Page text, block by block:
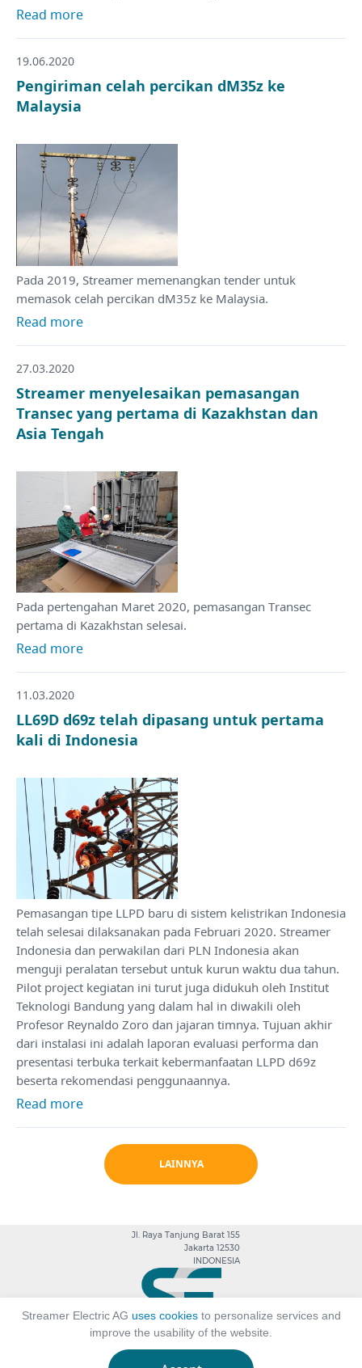
Read more
19.06.2020
Pengiriman celah percikan dM35z ke
Malaysia
Pada 2019, Streamer memenangkan tender untuk
memasok celah percikan dM35z ke Malaysia.
Read more
27.03.2020
Streamer menyelesaikan pemasangan
Transec yang pertama di Kazakhstan dan
Asia Tengah
Pada pertengahan Maret 2020, pemasangan Transec
pertama di Kazakhstan selesai.
Read more
11.03.2020
LL69D d69z telah dipasang untuk pertama
kali di Indonesia
Pemasangan tipe LLPD baru di sistem kelistrikan Indonesia
telah selesai dilaksanakan pada Februari 2020. Streamer
Indonesia dan perwakilan dari PLN Indonesia akan
menguji peralatan tersebut untuk kurun waktu dua tahun.
Pilot project kegiatan ini turut juga didukuh oleh Institut
Teknologi Bandung yang dalam hal in diwakili oleh
Profesor Reynaldo Zoro dan jajaran timnya. Tujuan akhir
dari instalasi ini adalah laporan evaluasi performa dan
presentasi terbuka terkait kebermanfaatan LLPD d69z
beserta rekomendasi penggunaannya.
Read more
LAINNYA
Jl. Raya Tanjung Barat 155
Jakarta 12530
INDONESIA
Streamer Electric AG uses cookiesto personalize services and
improve the usability of the website.